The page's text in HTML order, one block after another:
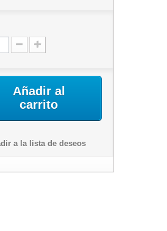
Añadir al
carrito
a la lista de deseos